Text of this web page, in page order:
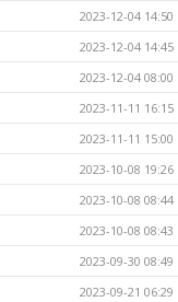
2023-12-04 14:50
2023-12-04 14:45
2023-12-04 08:00
2023-11-11 16:15
2023-11-11 15:00
2023-10-08 19:26
2023-10-08 08:44
2023-10-08 08:43
2023-09-30 08:49
2023-09-21 06:29